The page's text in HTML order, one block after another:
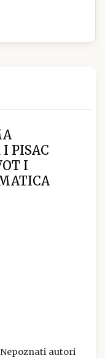
PISAC
I
MATICA
Nepoznati autori